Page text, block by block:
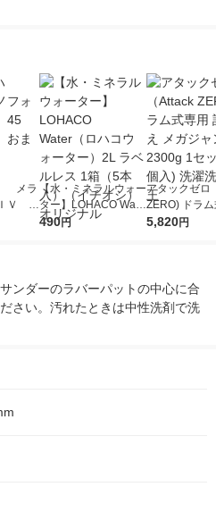
メラ
ＩＶ 4
まけ
【水・ミネラルウォー
ター】LOHACO Wate
r（ロハコウォータ
490円
アタックゼロ
ZERO) ドラ
詰め替え メガ
5,820円
ンダーのラバーパットの中心に合
さい。汚れたときは中性洗剤で洗